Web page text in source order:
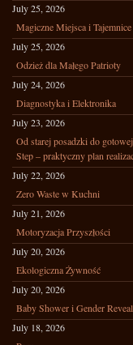
July 25, 2026
Magiczne Miejsca i
July 25, 2026
Odzież dla Małego Patrioty
July 24, 2026
Diagnostyka i Elektronika
July 23, 2026
Od starej posadzki do
Step – praktyczny plan
July 22, 2026
Zero Waste w Kuchni
July 21, 2026
Motoryzacja Przyszłości
July 20, 2026
Ekologiczna Żywność
July 20, 2026
Baby Shower i Gender Reveal
July 18, 2026